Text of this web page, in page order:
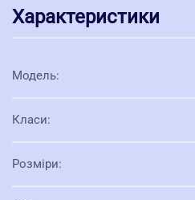
Характеристики
Модель:
Класи:
Розміри: